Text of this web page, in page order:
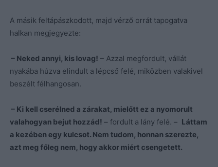
A másik feltápászkodott, majd vérző orrát tapogatva
halkan megjegyezte:
– Neked annyi, kis lovag! – Azzal megfordult, vállát
nyakába húzva elindult a lépcső felé, miközben valakivel
beszélt félhangosan.
– Ki kell cserélned a zárakat, mielőtt ez a nyomorult
valahogyan bejut hozzád! – fordult a lány felé. – Láttam
a kezében egy kulcsot. Nem tudom, honnan szerezte,
azt meg főleg nem, hogy akkor miért csengetett.